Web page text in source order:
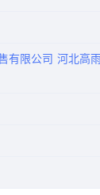
有限公司 河北高